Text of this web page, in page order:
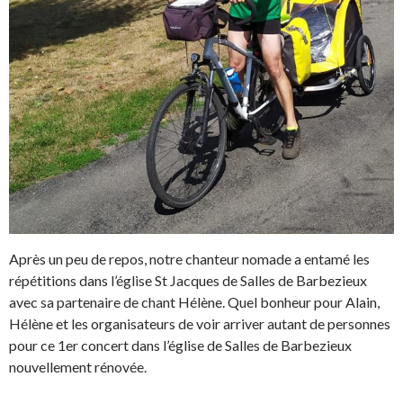
Après un peu de repos, notre chanteur nomade a entamé les
répétitions dans l’église St Jacques de Salles de Barbezieux
avec sa partenaire de chant Hélène. Quel bonheur pour Alain,
Hélène et les organisateurs de voir arriver autant de personnes
pour ce 1er concert dans l’église de Salles de Barbezieux
nouvellement rénovée.